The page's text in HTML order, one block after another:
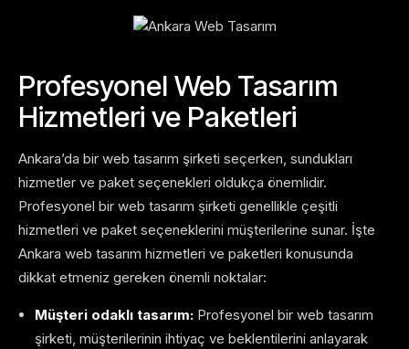
Profesyonel Web Tasarım
Hizmetleri ve Paketleri
Ankara’da bir web tasarım şirketi seçerken, sundukları
hizmetler ve paket seçenekleri oldukça önemlidir.
Profesyonel bir web tasarım şirketi genellikle çeşitli
hizmetleri ve paket seçeneklerini müşterilerine sunar. İşte
Ankara web tasarım hizmetleri ve paketleri konusunda
dikkat etmeniz gereken önemli noktalar:
Müşteri odaklı tasarım: Profesyonel bir web tasarım
şirketi, müşterilerinin ihtiyaç ve beklentilerini anlayarak